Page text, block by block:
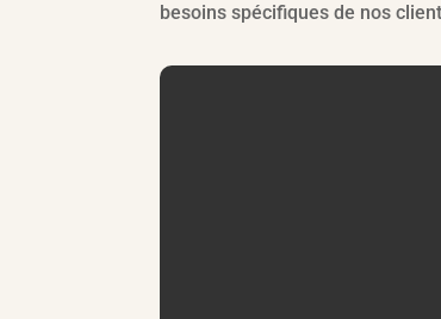
besoins spécifiques de nos